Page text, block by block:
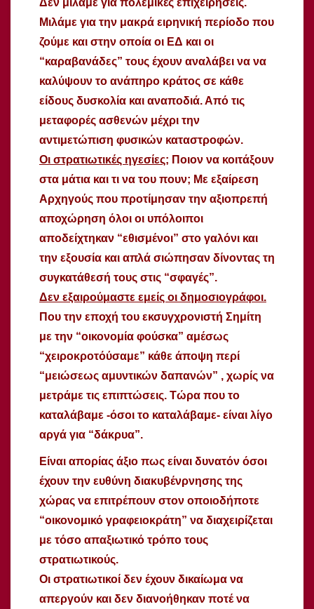
Μιλάμε για την μακρά ειρηνική περίοδο που
ζούμε και στην οποία οι ΕΔ και οι
“καραβανάδες” τους έχουν αναλάβει να να
καλύψουν το ανάπηρο κράτος σε κάθε
είδους δυσκολία και αναποδιά. Από τις
μεταφορές ασθενών μέχρι την
αντιμετώπιση φυσικών καταστροφών.
Οι στρατιωτικές ηγεσίες; Ποιον να κοιτάξουν
στα μάτια και τι να του πουν; Με εξαίρεση
Αρχηγούς που προτίμησαν την αξιοπρεπή
αποχώρηση όλοι οι υπόλοιποι
αποδείχτηκαν “εθισμένοι” στο γαλόνι και
την εξουσία και απλά σιώπησαν δίνοντας τη
συγκατάθεσή τους στις “σφαγές”.
Δεν εξαιρούμαστε εμείς οι δημοσιογράφοι.
Που την εποχή του εκσυγχρονιστή Σημίτη
με την “οικονομία φούσκα” αμέσως
“χειροκροτόύσαμε” κάθε άποψη περί
“μειώσεως αμυντικών δαπανών” , χωρίς να
μετράμε τις επιπτώσεις. Τώρα που το
καταλάβαμε -όσοι το καταλάβαμε- είναι λίγο
αργά για “δάκρυα”.
Είναι απορίας άξιο πως είναι δυνατόν όσοι
έχουν την ευθύνη διακυβένρνησης της
χώρας να επιτρέπουν στον οποιοδήποτε
“οικονομικό γραφειοκράτη” να διαχειρίζεται
με τόσο απαξιωτικό τρόπο τους
στρατιωτικούς.
Οι στρατιωτικοί δεν έχουν δικαίωμα να
απεργούν και δεν διανοήθηκαν ποτέ να